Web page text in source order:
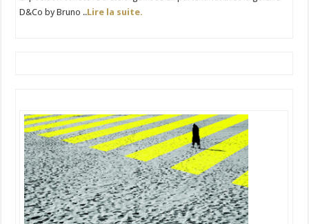
D&Co by Bruno ..Lire la suite.